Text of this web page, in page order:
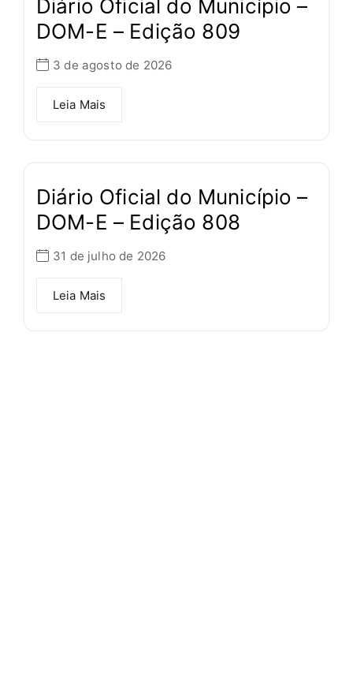
Diário Oficial do Município –
DOM-E – Edição 809
3 de agosto de 2026
Leia Mais
Diário Oficial do Município –
DOM-E – Edição 808
31 de julho de 2026
Leia Mais